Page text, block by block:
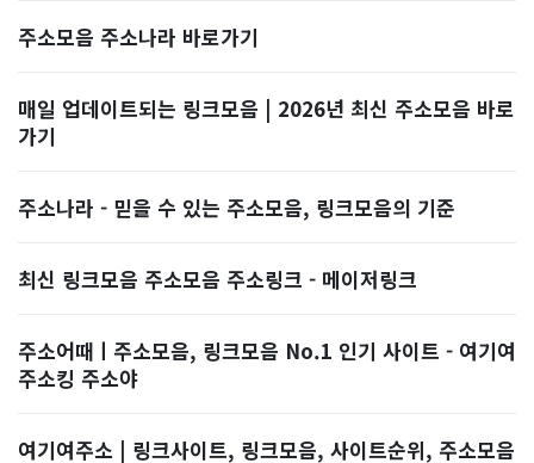
주소모음 주소나라 바로가기
매일 업데이트되는 링크모음 | 2026년 최신 주소모음 바로
가기
주소나라 - 믿을 수 있는 주소모음, 링크모음의 기준
최신 링크모음 주소모음 주소링크 - 메이저링크
주소어때ㅣ주소모음, 링크모음 No.1 인기 사이트 - 여기여
주소킹 주소야
여기여주소 | 링크사이트, 링크모음, 사이트순위, 주소모음